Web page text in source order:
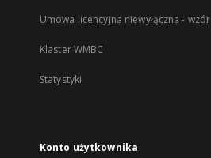
Umowa licencyjna niewyłączna - wzór
Klaster WMBC
Statystyki
Konto użytkownika